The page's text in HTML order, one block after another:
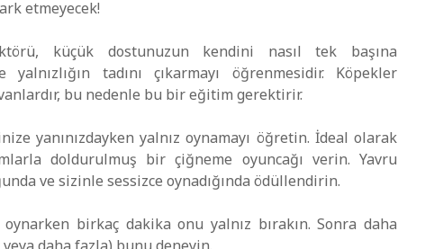
etmeyecek!
küçük dostunuzun kendini nasıl tek başına
tadını çıkarmayı öğrenmesidir. Köpekler
bu nedenle bu bir eğitim gerektirir.
yanınızdayken yalnız oynamayı öğretin. İdeal olarak
doldurulmuş bir çiğneme oyuncağı verin. Yavru
ve sizinle sessizce oynadığında ödüllendirin.
oynarken birkaç dakika onu yalnız bırakın. Sonra daha